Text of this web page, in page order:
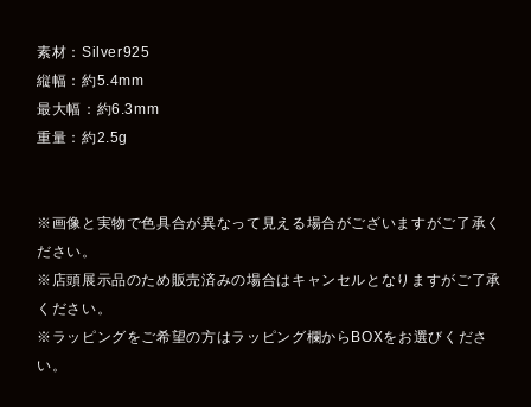
素材：Silver925
縦幅：約5.4mm
最大幅：約6.3mm
重量：約2.5g
※画像と実物で色具合が異なって見える場合がございますがご了承く
ださい。
※店頭展示品のため販売済みの場合はキャンセルとなりますがご了承
ください。
※ラッピングをご希望の方はラッピング欄からBOXをお選びくださ
い。